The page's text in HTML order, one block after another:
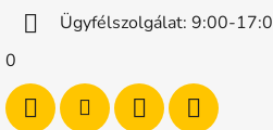
Ügyfélszolgálat: 9:00-17:0
0